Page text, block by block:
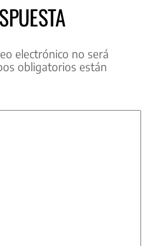
electrónico no será
obligatorios están